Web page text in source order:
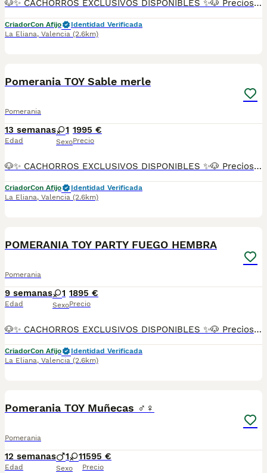
🐶✨ CACHORROS EXCLUSIVOS DISPONIBLES ✨🐶 Preciosos cachorros criados en ambiente familiar, rodeados de amor y cuidados desde el primer día ❤️ Totalmente socializados, cariñosos y acostumbrados al contacto con personas. 📦 Se entregan con todas las garantías: ✔️ Cartilla sanitaria ✔️ Vacunación al día 💉 ✔️ Desparasitación completa ✅ ✔️ Garantía vírica 😷 ✔️ Garantía congénita 👌 ✔️ Contrato de entrega ✍️ 📸 Síguenos en Instagram: @fincapaunais para ver fotos y vídeos reales ⚠️ Disponibilidad limitada ⚠️ Se reservan rápido. 📲 Contacto directo por WhatsApp: 671 454 202 Solo personas responsables
CriadorCon Afijo
Identidad Verificada
La Eliana, Valencia (2.6km)
Pomerania TOY Sable merle
Pomerania
13 semanas
Edad
1
Sexo
1995 €
Precio
🐶✨ CACHORROS EXCLUSIVOS DISPONIBLES ✨🐶 Preciosos cachorros criados en ambiente familiar, rodeados de amor y cuidados desde el primer día ❤️ Totalmente socializados, cariñosos y acostumbrados al contacto con personas. 📦 Se entregan con todas las garantías: ✔️ Cartilla sanitaria ✔️ Vacunación al día 💉 ✔️ Desparasitación completa ✅ ✔️ Garantía vírica 😷 ✔️ Garantía congénita 👌 ✔️ Contrato de entrega ✍️ 📸 Síguenos en Instagram: @fincapaunais para ver fotos y vídeos reales ⚠️ Disponibilidad limitada ⚠️ Se reservan rápido. 📲 Contacto directo por WhatsApp: 671 454 202 Solo personas responsables
CriadorCon Afijo
Identidad Verificada
La Eliana, Valencia (2.6km)
POMERANIA TOY PARTY FUEGO HEMBRA
Pomerania
9 semanas
Edad
1
Sexo
1895 €
Precio
🐶✨ CACHORROS EXCLUSIVOS DISPONIBLES ✨🐶 Preciosos cachorros criados en ambiente familiar, rodeados de amor y cuidados desde el primer día ❤️ Totalmente socializados, cariñosos y acostumbrados al contacto con personas. 📦 Se entregan con todas las garantías: ✔️ Cartilla sanitaria ✔️ Vacunación al día 💉 ✔️ Desparasitación completa ✅ ✔️ Garantía vírica 😷 ✔️ Garantía congénita 👌 ✔️ Contrato de entrega ✍️ 📸 Síguenos en Instagram: @fincapaunais para ver fotos y vídeos reales ⚠️ Disponibilidad limitada ⚠️ Se reservan rápido. 📲 Contacto directo por WhatsApp: 671 454 202 Solo personas responsables
CriadorCon Afijo
Identidad Verificada
La Eliana, Valencia (2.6km)
Pomerania TOY Muñecas ♂️♀️
Pomerania
12 semanas
Edad
1 1
Sexo
1595 €
Precio